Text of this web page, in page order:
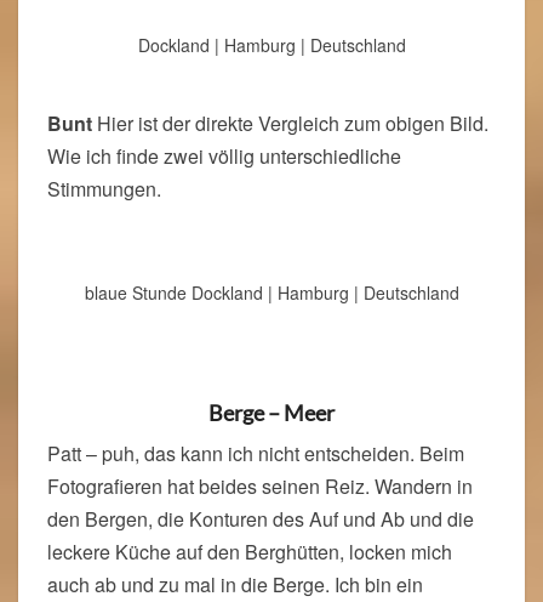
Dockland | Hamburg | Deutschland
Bunt Hier ist der direkte Vergleich zum obigen Bild.
Wie ich finde zwei völlig unterschiedliche
Stimmungen.
blaue Stunde Dockland | Hamburg | Deutschland
Berge – Meer
Patt – puh, das kann ich nicht entscheiden. Beim
Fotografieren hat beides seinen Reiz. Wandern in
den Bergen, die Konturen des Auf und Ab und die
leckere Küche auf den Berghütten, locken mich
auch ab und zu mal in die Berge. Ich bin ein